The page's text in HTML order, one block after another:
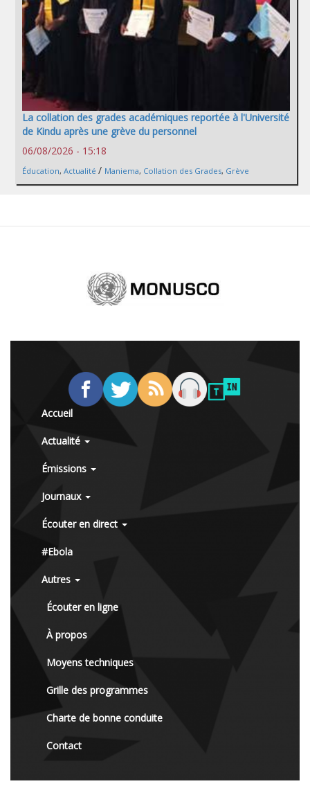
La collation des grades académiques reportée à l'Université
de Kindu après une grève du personnel
06/08/2026 - 15:18
Éducation, Actualité / Maniema, Collation des Grades, Grève
Accueil
Actualité
Émissions
Journaux
Écouter en direct
#Ebola
Autres
Écouter en ligne
À propos
Moyens techniques
Grille des programmes
Charte de bonne conduite
Contact